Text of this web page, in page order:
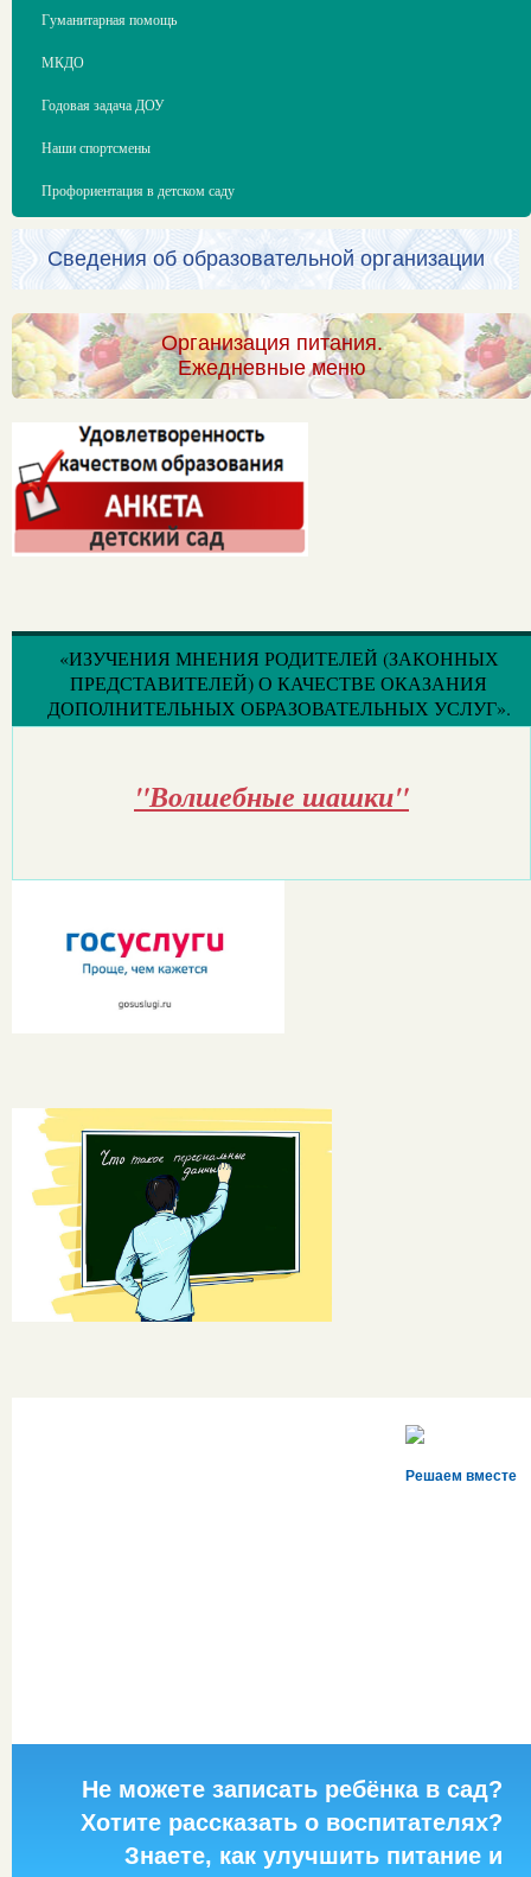
Гуманитарная помощь
МКДО
Годовая задача ДОУ
Наши спортсмены
Профориентация в детском саду
Сведения об образовательной организации
Организация питания.
Ежедневные меню
«ИЗУЧЕНИЯ МНЕНИЯ РОДИТЕЛЕЙ (ЗАКОННЫХ
ПРЕДСТАВИТЕЛЕЙ) О КАЧЕСТВЕ ОКАЗАНИЯ
ДОПОЛНИТЕЛЬНЫХ ОБРАЗОВАТЕЛЬНЫХ УСЛУГ».
"Волшебные шашки"
Решаем вместе
Не можете записать ребёнка в сад?
Хотите рассказать о воспитателях?
Знаете, как улучшить питание и